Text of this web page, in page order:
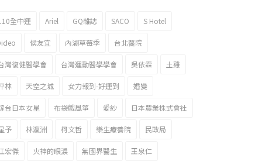
全中運 Ariel GQ雜誌 SACO S Hotel
侯友宜 內湖草莓季 台北醫院
灣復健醫學會 台灣運動醫學學會 吳依霖 土雞
林 天空之城 女力報到-好運到 婚變
台日本女星 布袋戲風箏 愛紗 日本農業株式會社
予 林瀛洲 柯文哲 樂生療養院 民政局
宏傑 火神的眼淚 無國界醫生 王泉仁